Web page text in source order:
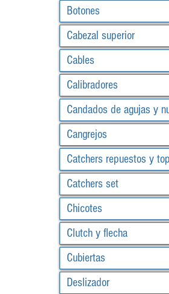
Botones
Cabezal superior
Cables
Calibradores
Candados de agujas y
Cangrejos
Catchers repuestos y
Catchers set
Chicotes
Clutch y flecha
Cubiertas
Deslizador